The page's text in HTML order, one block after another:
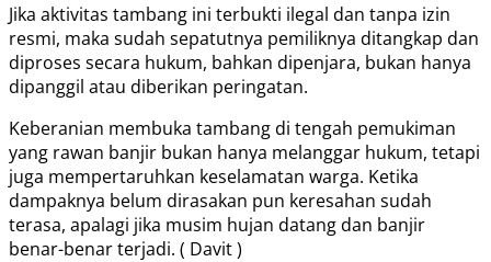
Jika aktivitas tambang ini terbukti ilegal dan tanpa izin
resmi, maka sudah sepatutnya pemiliknya ditangkap dan
diproses secara hukum, bahkan dipenjara, bukan hanya
dipanggil atau diberikan peringatan.
Keberanian membuka tambang di tengah pemukiman
yang rawan banjir bukan hanya melanggar hukum, tetapi
juga mempertaruhkan keselamatan warga. Ketika
dampaknya belum dirasakan pun keresahan sudah
terasa, apalagi jika musim hujan datang dan banjir
benar-benar terjadi. ( Davit )